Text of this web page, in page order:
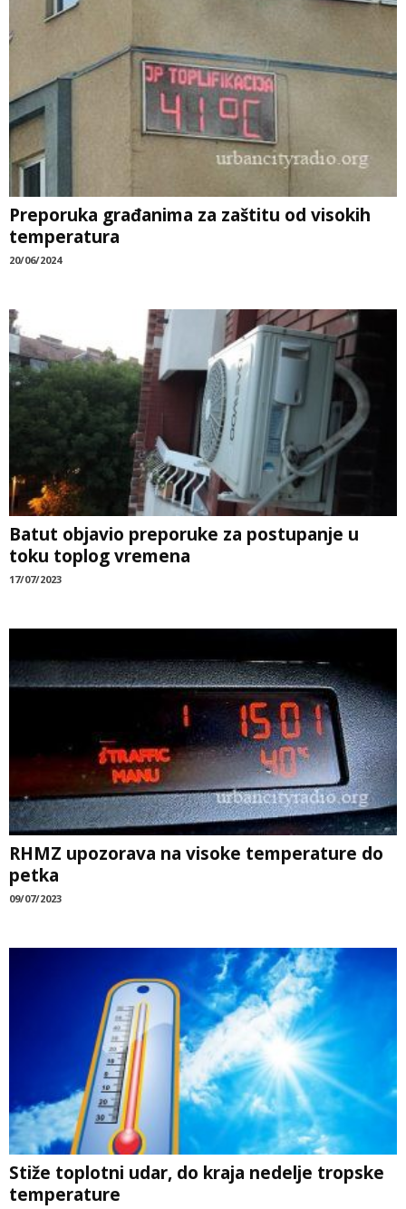
Preporuka građanima za zaštitu od visokih
temperatura
20/06/2024
Batut objavio preporuke za postupanje u
toku toplog vremena
17/07/2023
RHMZ upozorava na visoke temperature do
petka
09/07/2023
Stiže toplotni udar, do kraja nedelje tropske
temperature